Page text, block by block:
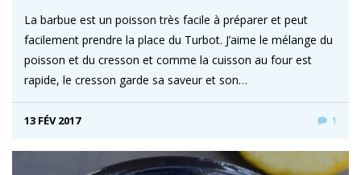
La barbue est un poisson très facile à préparer et peut
facilement prendre la place du Turbot. J’aime le mélange du
poisson et du cresson et comme la cuisson au four est
rapide, le cresson garde sa saveur et son…
13 FÉV 2017 1